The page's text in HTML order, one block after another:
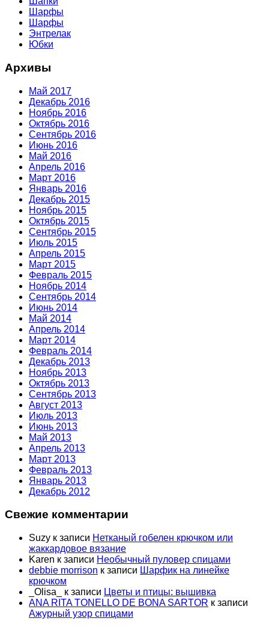
Шарфы
Шарфы
Энтрелак
Юбки
Архивы
Май 2017
Декабрь 2016
Ноябрь 2016
Октябрь 2016
Сентябрь 2016
Июнь 2016
Май 2016
Апрель 2016
Март 2016
Январь 2016
Декабрь 2015
Ноябрь 2015
Октябрь 2015
Сентябрь 2015
Июль 2015
Апрель 2015
Март 2015
Февраль 2015
Ноябрь 2014
Сентябрь 2014
Июнь 2014
Май 2014
Апрель 2014
Март 2014
Февраль 2014
Декабрь 2013
Ноябрь 2013
Октябрь 2013
Сентябрь 2013
Август 2013
Июль 2013
Июнь 2013
Май 2013
Апрель 2013
Март 2013
Февраль 2013
Январь 2013
Декабрь 2012
Свежие комментарии
Suzy к записи Нетканый гобелен крючком или
жаккардовое вязание
Karen к записи Необычный пуловер спицами
debbie morrison к записи Шарфик на линейке
крючком
_Olisa_
к записи Цветы и птицы: вышивка
ANA RITA TONELLO DE BONA SARTOR к записи
Ажурный узор спицами